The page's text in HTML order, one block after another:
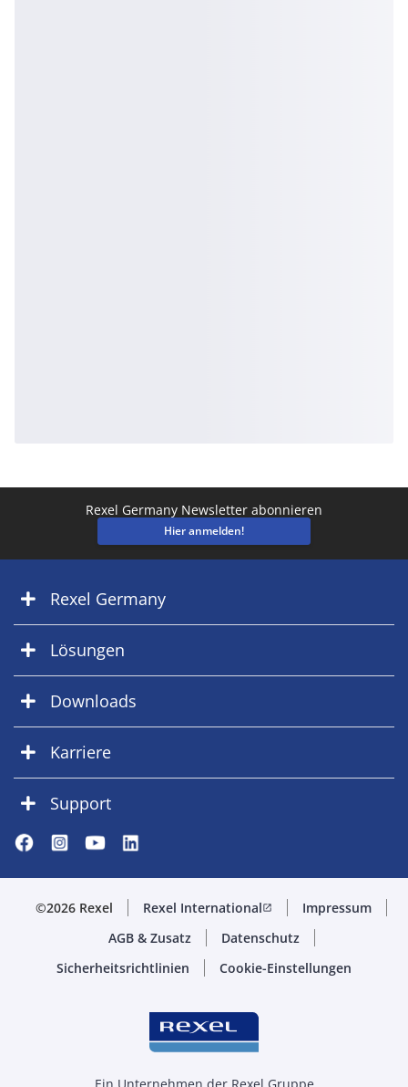
Rexel Germany Newsletter abonnieren
Hier anmelden!
Rexel Germany
Lösungen
Downloads
Karriere
Support
©2026 Rexel Rexel Internationalopen_in_new
Impressum
AGB & Zusatz
Datenschutz
Sicherheitsrichtlinien
Cookie-Einstellungen